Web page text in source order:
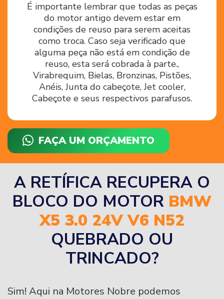
É importante lembrar que todas as peças
do motor antigo devem estar em
condições de reuso para serem aceitas
como troca. Caso seja verificado que
alguma peça não está em condição de
reuso, esta será cobrada à parte.,
Virabrequim, Bielas, Bronzinas, Pistões,
Anéis, Junta do cabeçote, Jet cooler,
Cabeçote e seus respectivos parafusos.
FAÇA UM ORÇAMENTO
A RETÍFICA RECUPERA O
BLOCO DO MOTOR BMW
X5 3.0 24V V6 N52
QUEBRADO OU
TRINCADO?
Sim! Aqui na Motores Nobre podemos